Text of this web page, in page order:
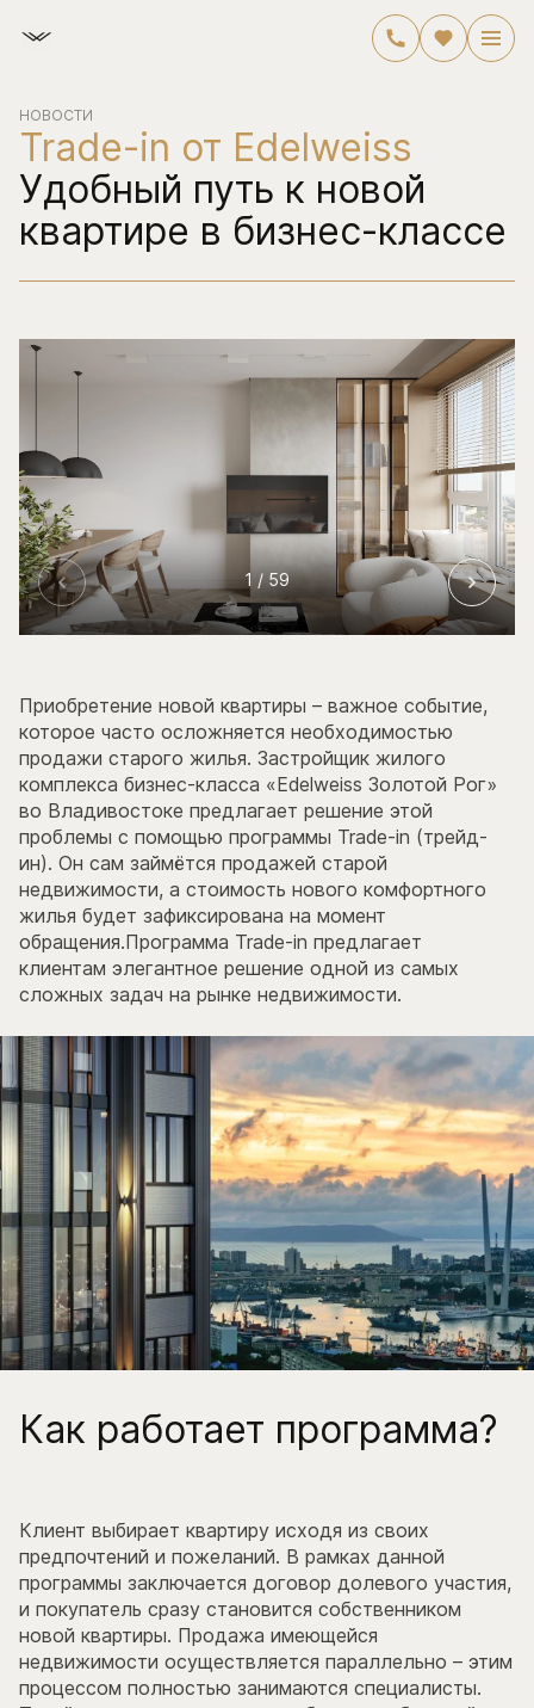
Trade-in от Edelweiss
Удобный путь к новой
квартире в бизнес-классе
НОВОСТИ
1 / 59
Приобретение новой квартиры – важное событие,
которое часто осложняется необходимостью
продажи старого жилья. Застройщик жилого
комплекса бизнес-класса «Edelweiss Золотой Рог»
во Владивостоке предлагает решение этой
проблемы с помощью программы Trade-in (трейд-
ин). Он сам займётся продажей старой
недвижимости, а стоимость нового комфортного
жилья будет зафиксирована на момент
обращения.Программа Trade-in предлагает
клиентам элегантное решение одной из самых
сложных задач на рынке недвижимости.
Как работает программа?
Клиент выбирает квартиру исходя из своих
предпочтений и пожеланий. В рамках данной
программы заключается договор долевого участия,
и покупатель сразу становится собственником
новой квартиры. Продажа имеющейся
недвижимости осуществляется параллельно – этим
процессом полностью занимаются специалисты.